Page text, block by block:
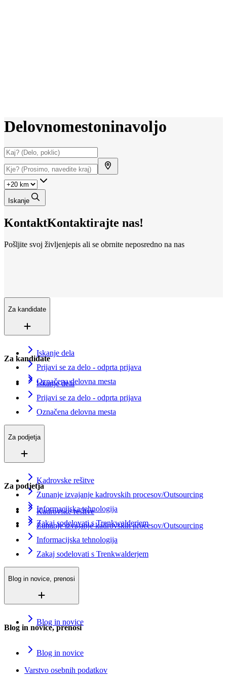
Delovnomestoninavoljo
Iskanje
KontaktKontaktirajte nas!
Pošljite svoj življenjepis ali se obrnite neposredno na nas
Za kandidate
Iskanje dela
Prijavi se za delo - odprta prijava
Označena delovna mesta
Za kandidate
Iskanje dela
Prijavi se za delo - odprta prijava
Označena delovna mesta
Za podjetja
Kadrovske rešitve
Zunanje izvajanje kadrovskih procesov/Outsourcing
Informacijska tehnologija
Zakaj sodelovati s Trenkwalderjem
Za podjetja
Kadrovske rešitve
Zunanje izvajanje kadrovskih procesov/Outsourcing
Informacijska tehnologija
Zakaj sodelovati s Trenkwalderjem
Blog in novice, prenosi
Blog in novice
Blog in novice, prenosi
Blog in novice
Varstvo osebnih podatkov